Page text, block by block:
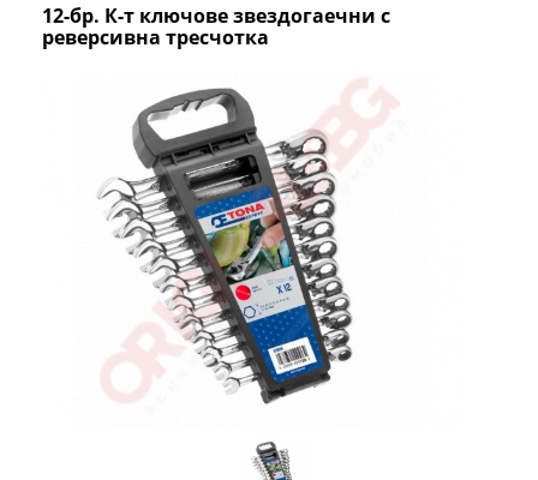
12-бр. К-т ключове звездогаечни с
реверсивна тресчотка